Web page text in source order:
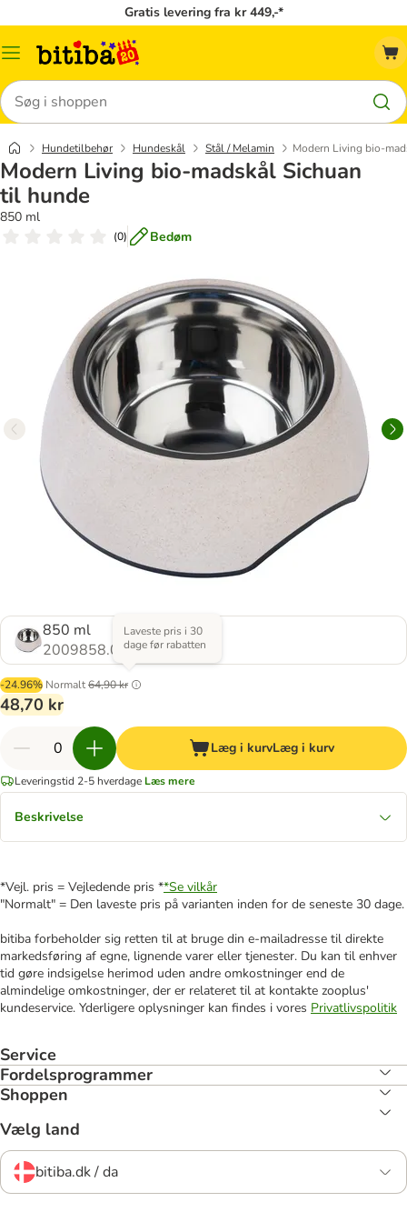
Gratis levering fra kr 449,-*
Menu
Søg
Hundetilbehør Hundeskål Stål / Melamin Modern Living bio-
Modern Living bio-madskål Sichuan
til hunde
850 ml
(0) Bedøm
850 ml
2009858.0
-24.96% Normalt64,90 kr
Laveste pris i 30
dage før rabatten
48,70 kr
Læg i kurvLæg i kurv
Leveringstid 2-5 hverdage Læs mere
Beskrivelse
*Vejl. pris = Vejledende pris **Se vilkår
"Normalt" = Den laveste pris på varianten inden for de seneste 30 dage.
bitiba forbeholder sig retten til at bruge din e-mailadresse til direkte
markedsføring af egne, lignende varer eller tjenester. Du kan til enhver
tid gøre indsigelse herimod uden andre omkostninger end de
almindelige omkostninger, der er relateret til at kontakte zooplus'
kundeservice. Yderligere oplysninger kan findes i vores Privatlivspolitik
Service
Fordelsprogrammer
Shoppen
Vælg land
bitiba.dk / da